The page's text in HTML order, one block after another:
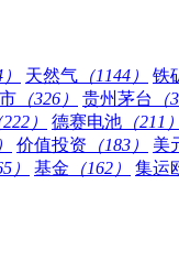
天然气 （1144）
铁
（326） 贵州茅台
222） 德赛电池 （211
价值投资 （183）
美
） 基金 （162）
集运